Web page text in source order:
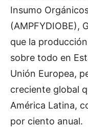
Insumo
(AMPFYDIOBE),
que la
sobre todo en
Unión Europea,
creciente global
América Latina,
por ciento anual.